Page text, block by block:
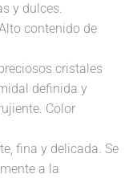
y dulces.
contenido de
cristales
definida y
Color
fina y delicada. Se
a la